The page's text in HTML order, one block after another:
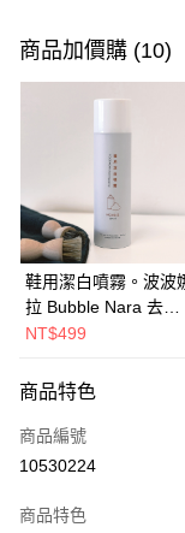
信用卡一次付款
悠遊付
全盈+PAY
AFTEE先享後付
相關說明
AFTEE先享後付是「在
１．簡單：不需註冊會
２．便利：只要手機號
【「AFTEE先享後付」
ATM付款
運送方式
每筆NT$60，滿
商品加價購 (10)
鞋用潔白噴霧。波波
拉 Bubble Nara 去除
皮鞋髒汙，乾淨潔白
NT$499
商品特色
商品編號
10530224
商品特色